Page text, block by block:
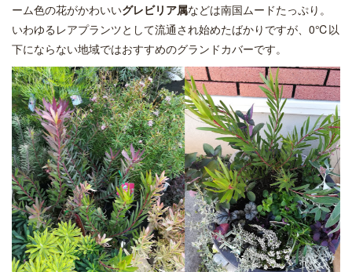
ーム色の花がかわいいグレビリア属などは南国ムードたっぷり。
いわゆるレアプランツとして流通され始めたばかりですが、0℃以
下にならない地域ではおすすめのグランドカバーです。